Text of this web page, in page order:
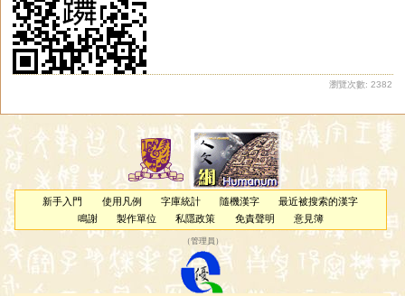
瀏覽次數: 2382
新手入門 使用凡例 字庫統計 隨機漢字
最近被搜索的漢字
鳴謝
製作單位 私隱政策 免責聲明 意見簿
（管理員 ）